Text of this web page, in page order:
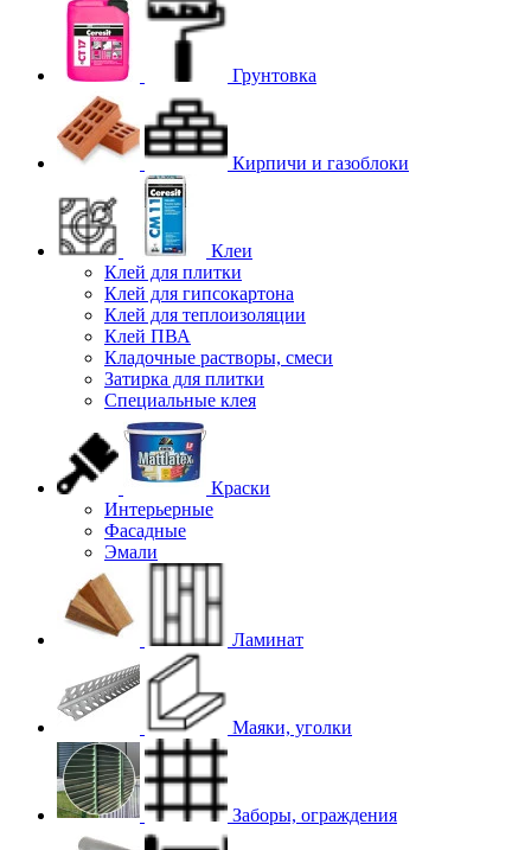
Грунтовка
Кирпичи и газоблоки
Клеи
Клей для плитки
Клей для гипсокартона
Клей для теплоизоляции
Клей ПВА
Кладочные растворы, смеси
Затирка для плитки
Специальные клея
Краски
Интерьерные
Фасадные
Эмали
Ламинат
Маяки, уголки
Заборы, ограждения